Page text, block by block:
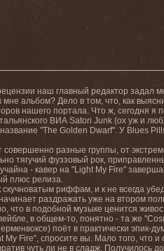
наш главный редактор задал
мне альбом? Дело в том, что, как
нашего портала. Что ж, сегодня я
ВИА Satori Junk (ох уж и
"The Golden Dwarf". У Blues
совершенно разные группы, от
тягучий фуззовый рок,
- кавер на "Light My Fire"
плюс релиза.
риффам, и к не всегда
раздражать уже на втором
в подобной музыке ценится
в общем-то, понятно - та же
поёт в практически эпик-
My Fire", спросите вы. Мало того, что
чуть ли не в сладж. Получилось